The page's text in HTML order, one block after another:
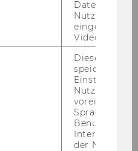
Daten von
Videos
Dieses Cookie
speichert
Nutzer*in, zB.
Sprache,
der Nutzer*in